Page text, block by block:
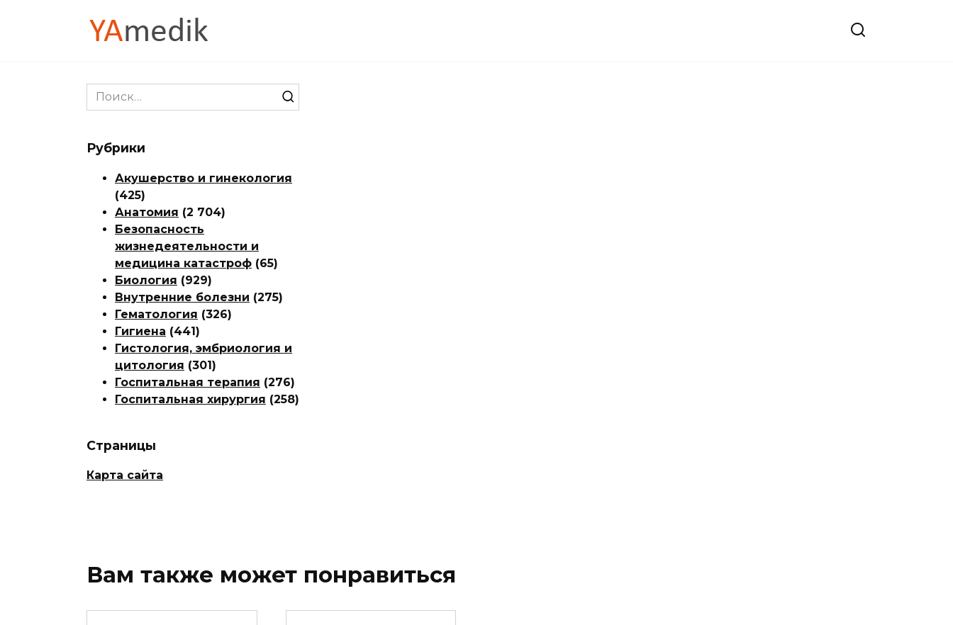
Search
for:
Рубрики
Акушерство и гинекология
(425)
Анатомия (2 704)
Безопасность
жизнедеятельности и
медицина катастроф (65)
Биология (929)
Внутренние болезни (275)
Гематология (326)
Гигиена (441)
Гистология, эмбриология и
цитология (301)
Госпитальная терапия (276)
Госпитальная хирургия (258)
Страницы
Карта сайта
Вам также может понравиться